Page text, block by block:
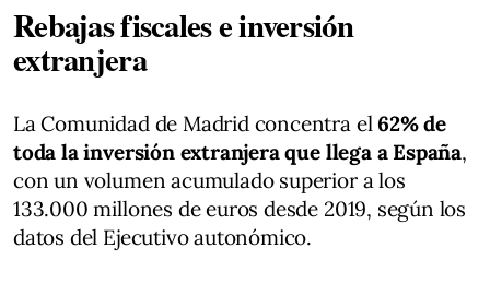
Rebajas fiscales e inversión
extranjera
La Comunidad de Madrid concentra el62% de
toda la inversión extranjera que llega a España,
con un volumen acumulado superior a los
133.000 millones de euros desde 2019, según los
datos del Ejecutivo autonómico.